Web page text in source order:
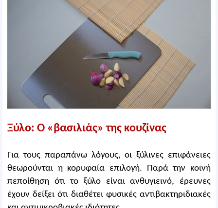
Ξύλο: Ο «βασιλιάς» της κουζίνας
Για τους παραπάνω λόγους, οι ξύλινες επιφάνειες
θεωρούνται η κορυφαία επιλογή. Παρά την κοινή
πεποίθηση ότι το ξύλο είναι ανθυγιεινό, έρευνες
έχουν δείξει ότι διαθέτει φυσικές αντιβακτηριδιακές